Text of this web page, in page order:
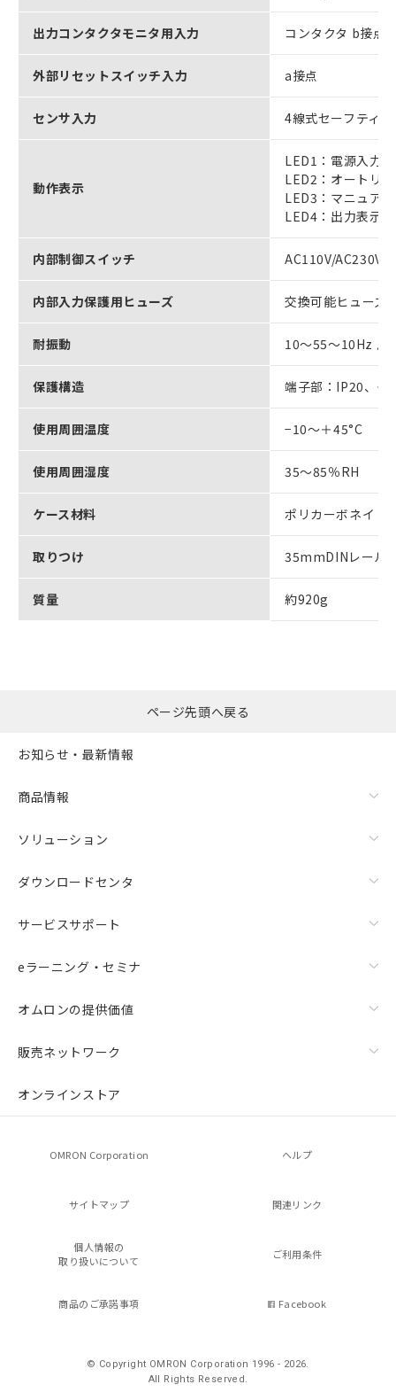
出力コンタクタモニタ用入力 コンタクタ b接点
外部リセットスイッチ入力 a接点
センサ入力 4線式セーフティ
動作表示
LED1：電源入力
LED2：オートリ
LED3：マニュア
LED4：出力表示
内部制御スイッチ AC110V/AC230V
内部入力保護用ヒューズ 交換可能ヒューズ
耐振動 10～55～10Hz 片
保護構造 端子部：IP20、ケ
使用周囲温度 −10～＋45°C
使用周囲湿度 35～85％RH
ケース材料 ポリカーボネイト
取りつけ 35mmDINレール
質量 約920g
ページ先頭へ戻る
お知らせ・最新情報
商品情報
ソリューション
ダウンロードセンタ
サービスサポート
eラーニング・セミナ
オムロンの提供価値
販売ネットワーク
オンラインストア
OMRON Corporation ヘルプ
サイトマップ 関連リンク
個人情報の
取り扱いについて
ご利用条件
商品のご承諾事項 Facebook
© Copyright OMRON Corporation 1996 - 2026.
All Rights Reserved.